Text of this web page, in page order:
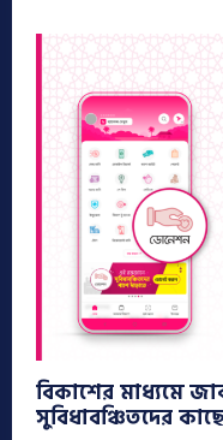
বিকাশের মাধ্যমে
সুবিধাবঞ্চিতদের